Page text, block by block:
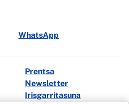
WhatsApp
Prentsa
Newsletter
Irisgarritasuna